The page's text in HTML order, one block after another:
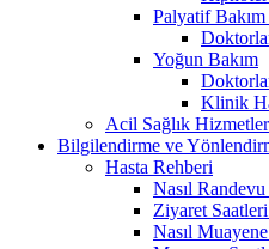
Palyatif
Yoğun Bakım
Klinik
Acil Sağlık
Bilgilendirme ve
Hasta Rehberi
Nasıl Randevu
Ziyaret
Nasıl